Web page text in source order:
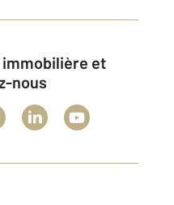
nous